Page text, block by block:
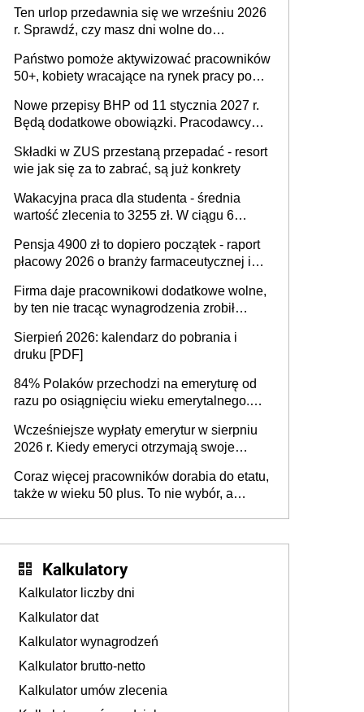
Ten urlop przedawnia się we wrześniu 2026
r. Sprawdź, czy masz dni wolne do
Państwo pomoże aktywizować pracowników
50+, kobiety wracające na rynek pracy po
osoby neuroatypowe. Powstanie Fundusz
na rzecz Inkluzywności w Zatrudnianiu?
Nowe przepisy BHP od 11 stycznia 2027 r.
Będą dodatkowe obowiązki. Pracodawcy
Składki w ZUS przestaną przepadać - resort
wie jak się za to zabrać, są już konkrety
Wakacyjna praca dla studenta - średnia
wartość zlecenia to 3255 zł. W ciągu 6
ponad 10,7 tys. zł
Pensja 4900 zł to dopiero początek - raport
płacowy 2026 o branży farmaceutycznej i
Firma daje pracownikowi dodatkowe wolne,
by ten nie tracąc wynagrodzenia zrobił
sprawdza
Sierpień 2026: kalendarz do pobrania i
druku [PDF]
84% Polaków przechodzi na emeryturę od
razu po osiągnięciu wieku emerytalnego.
dłużej, ale czy jest w stanie? Pracownicy
45+ to siła napędowa gospodarki
Wcześniejsze wypłaty emerytur w sierpniu
2026 r. Kiedy emeryci otrzymają swoje
Coraz więcej pracowników dorabia do etatu,
także w wieku 50 plus. To nie wybór, a
Kalkulatory
Kalkulator liczby dni
Kalkulator dat
Kalkulator wynagrodzeń
Kalkulator brutto-netto
Kalkulator umów zlecenia